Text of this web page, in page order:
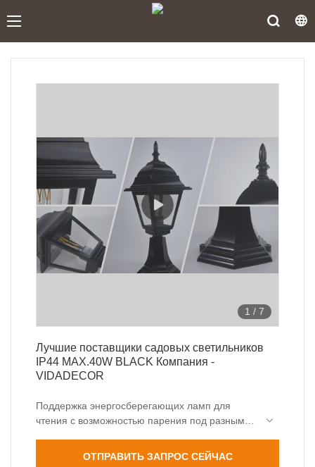
1 / 7
Лучшие поставщики садовых светильников
IP44 MAX.40W BLACK Компания -
VIDADECOR
Поддержка энергосберегающих ламп для
чтения с возможностью парения под разными
верю, что вы выберете нас. VIDADERCOR,
ОТПРАВИТЬ ЗАПРОС СЕЙЧАС